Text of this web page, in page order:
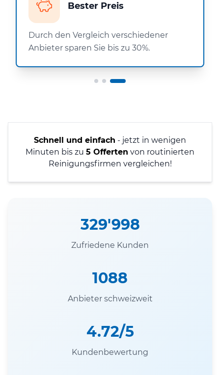
Bester Preis
Durch den Vergleich verschiedener
Anbieter sparen Sie bis zu 30%.
Schnell und einfach - jetzt in wenigen
Minuten bis zu 5 Offerten von routinierten
Reinigungsfirmen vergleichen!
329'998
Zufriedene Kunden
1088
Anbieter schweizweit
4.72/5
Kundenbewertung